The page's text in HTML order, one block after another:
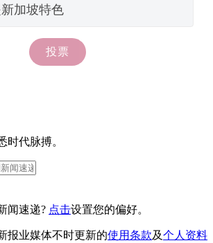
时代脉搏。
闻速递? 点击设置您的偏好。
报业媒体不时更新的使用条款及个人资料